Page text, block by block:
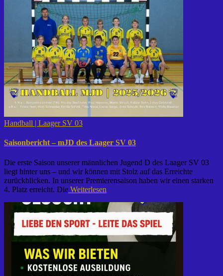
Handball | Laager SV 03
Saisonbericht – mJD des Laager SV 03
Die erste Saison unserer männlichen Jugend D des Laager SV 03
liegt hinter uns – und wir können mit Stolz auf das Erreichte
zurückblicken. In unserer Premierensaison haben wir einen starken
4. Platz erreicht. Die Weiterlesen